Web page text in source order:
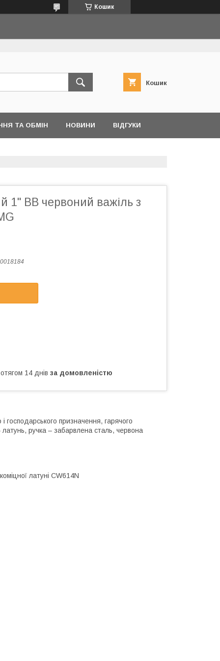
Кошик
Кошик
ТА ОБМІН НОВИНИ ВІДГУКИ
1" ВВ червоний важіль з
14 днів за домовленістю
господарського призначення, гарячого
ручка – забарвлена сталь, червона
латуні CW614N